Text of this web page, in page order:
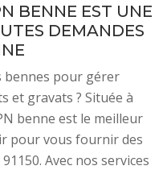
BENNE EST UNE
DEMANDES
bennes pour gérer
et gravats ? Située à
benne est le meilleur
pour vous fournir des
Avec nos services